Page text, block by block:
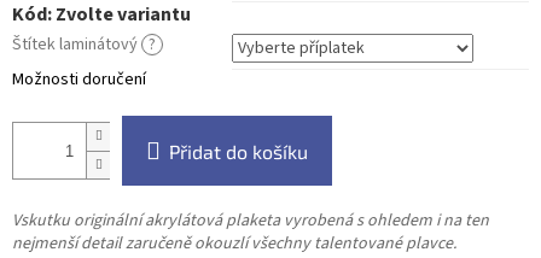
Kód:Zvolte variantu
Štítek laminátový ?
Možnosti doručení
Přidat do košíku
Vskutku originální akrylátová plaketa vyrobená s ohledem i na ten
nejmenší detail zaručeně okouzlí všechny talentované plavce.